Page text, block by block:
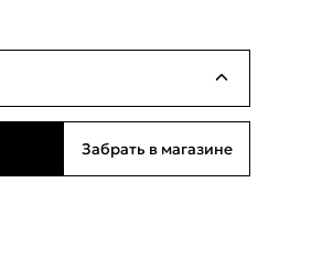
Забрать в магазине